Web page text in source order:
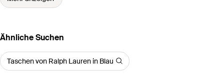
Ähnliche Suchen
Taschen von Ralph Lauren in Blau